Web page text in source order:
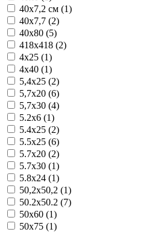
40x7,2 см (1)
40x7,7 (2)
40x80 (5)
418x418 (2)
4x25 (1)
4x40 (1)
5,4x25 (2)
5,7x20 (6)
5,7x30 (4)
5.2x6 (1)
5.4x25 (2)
5.5x25 (6)
5.7x20 (2)
5.7x30 (1)
5.8x24 (1)
50,2x50,2 (1)
50.2x50.2 (7)
50x60 (1)
50x75 (1)